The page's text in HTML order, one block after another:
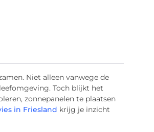
Niet alleen vanwege de
Toch blijkt het
zonnepanelen te plaatsen
in Friesland krijg je inzicht